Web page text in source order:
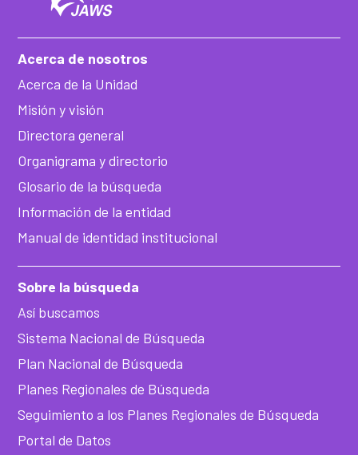
Acerca de nosotros
Acerca de la Unidad
Misión y visión
Directora general
Organigrama y directorio
Glosario de la búsqueda
Información de la entidad
Manual de identidad institucional
Sobre la búsqueda
Así buscamos
Sistema Nacional de Búsqueda
Plan Nacional de Búsqueda
Planes Regionales de Búsqueda
Seguimiento a los Planes Regionales de Búsqueda
Portal de Datos